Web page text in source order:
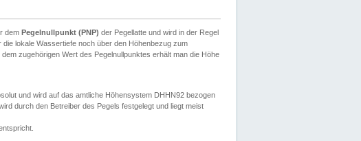
dem Pegelnullpunkt (PNP) der Pegellatte und wird in der Regel
lokale Wassertiefe noch über den Höhenbezug zum
zugehörigen Wert des Pegelnullpunktes erhält man die Höhe
und wird auf das amtliche Höhensystem DHHN92 bezogen
durch den Betreiber des Pegels festgelegt und liegt meist